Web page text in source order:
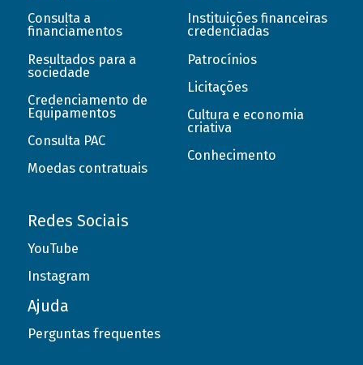
Consulta a
financiamentos
Resultados para a
sociedade
Credenciamento de
Equipamentos
Consulta PAC
Moedas contratuais
Instituições financeiras
credenciadas
Patrocínios
Licitações
Cultura e economia
criativa
Conhecimento
Redes Sociais
YouTube
Instagram
Ajuda
Perguntas frequentes